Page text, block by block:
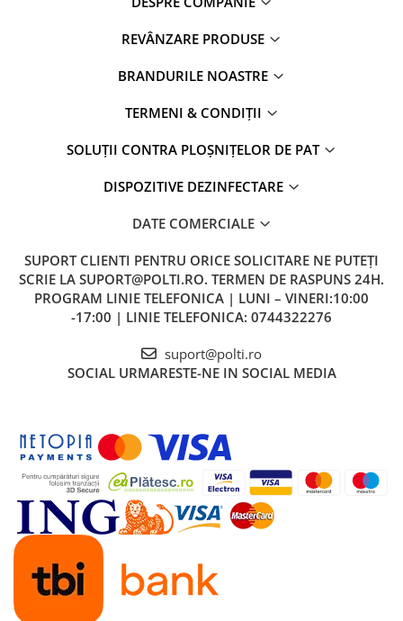
REVÂNZARE PRODUSE
BRANDURILE NOASTRE
TERMENI & CONDIȚII
SOLUȚII CONTRA PLOȘNIȚELOR DE PAT
DISPOZITIVE DEZINFECTARE
DATE COMERCIALE
SUPORT CLIENTI PENTRU ORICE SOLICITARE NE PUTEȚI
SCRIE LA SUPORT@POLTI.RO. TERMEN DE RASPUNS 24H.
PROGRAM LINIE TELEFONICA | LUNI – VINERI:10:00
-17:00 | LINIE TELEFONICA: 0744322276
suport@polti.ro
SOCIAL URMARESTE-NE IN SOCIAL MEDIA